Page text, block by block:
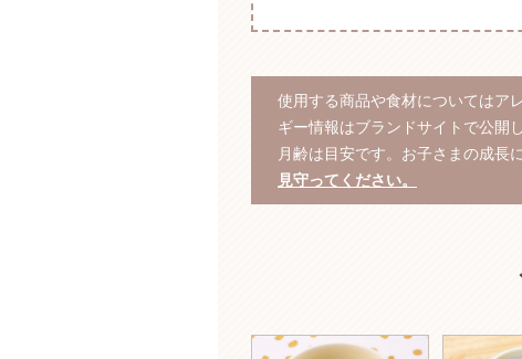
使用する商品や食材についてはア
ギー情報はブランドサイトで公開
月齢は目安です。お子さまの成長
見守ってください。